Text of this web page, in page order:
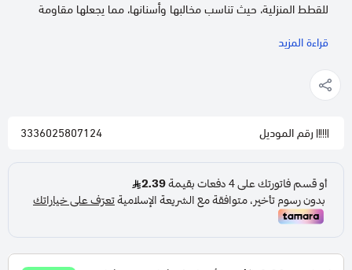
للقطط المنزلية، حيث تناسب مخالبها وأسنانها، مما يجعلها مقاومة
للتلف وتوفر ساعات طويلة من المرح والسعادة. تتميز هذه الألعاب
لتلائم جميع الأعمار، بدءًا من القطط البالغة وصولًا إلى الكيتين
أبرز مميزات المنتج
ألعاب القطط المنزلية تتميز بالعديد من المزايا، منها:
مصنوعة من مواد عالية الجودة تتحمل اللعب المستمر، حتى
في حالة اللعب العنيف.
مصممة من خامات آمنة وغير سامة، مما يجعلها صحية وآمنة
قراءة المزيد
رقم الموديل 3336025807124